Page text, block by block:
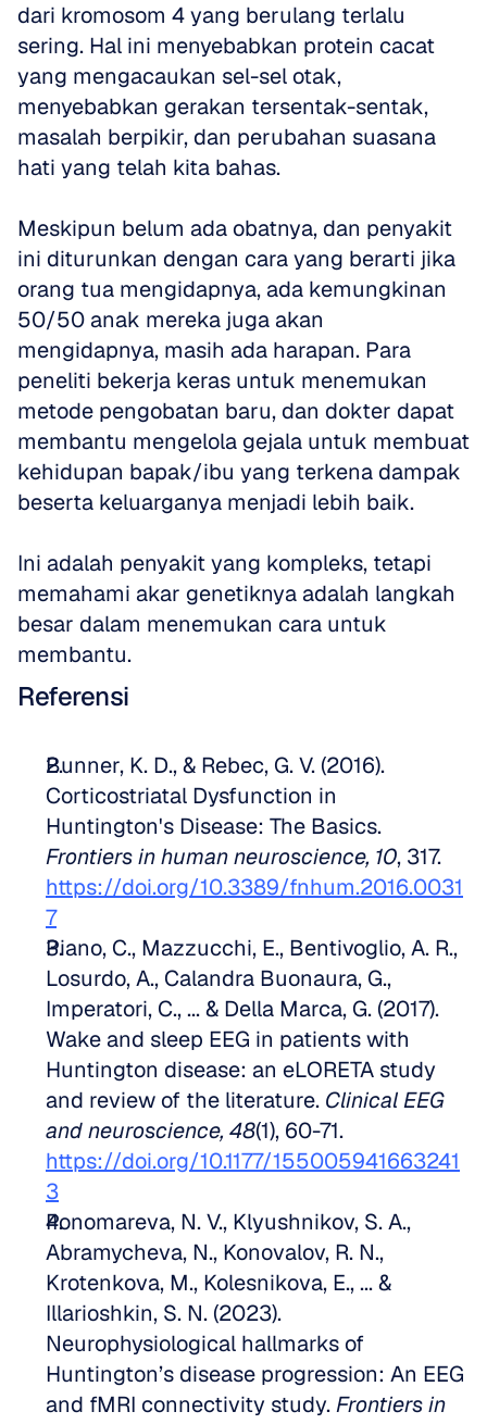
dari kromosom 4 yang berulang terlalu
sering. Hal ini menyebabkan protein cacat
yang mengacaukan sel-sel otak,
menyebabkan gerakan tersentak-sentak,
masalah berpikir, dan perubahan suasana
hati yang telah kita bahas.
Meskipun belum ada obatnya, dan penyakit
ini diturunkan dengan cara yang berarti jika
orang tua mengidapnya, ada kemungkinan
50/50 anak mereka juga akan
mengidapnya, masih ada harapan. Para
peneliti bekerja keras untuk menemukan
metode pengobatan baru, dan dokter dapat
membantu mengelola gejala untuk membuat
kehidupan bapak/ibu yang terkena dampak
beserta keluarganya menjadi lebih baik.
Ini adalah penyakit yang kompleks, tetapi
memahami akar genetiknya adalah langkah
besar dalam menemukan cara untuk
membantu.
Referensi
Bunner, K. D., & Rebec, G. V. (2016).
Corticostriatal Dysfunction in
Frontiers in human neuroscience, 10
https://doi.org/10.3389/fnhum.2016.0031
7
Piano, C., Mazzucchi, E., Bentivoglio, A. R.,
Losurdo, A., Calandra Buonaura, G.,
Imperatori, C., ... & Della Marca, G. (2017).
Wake and sleep EEG in patients with
Huntington disease: an eLORETA study
and review of the literature. Clinical EEG
and neuroscience, 48
https://doi.org/10.1177/155005941663241
3
Ponomareva, N. V., Klyushnikov, S. A.,
Abramycheva, N., Konovalov, R. N.,
Krotenkova, M., Kolesnikova, E., ... &
Illarioshkin, S. N. (2023).
Neurophysiological hallmarks of
Huntington’s disease progression: An EEG
and fMRI connectivity study. Frontiers in